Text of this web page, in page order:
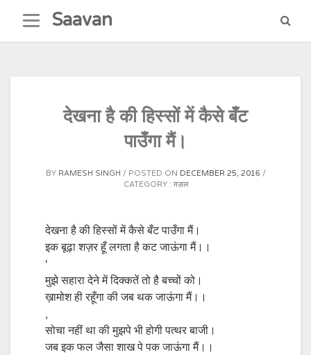
content
Saavan
देखना है की हिस्सों में कैसे बँट
पाउँगा मैं।
BY RAMESH SINGH POSTED ON DECEMBER 25, 2016
CATEGORY : ग़ज़ल
देखना है की हिस्सों में कैसे बँट पाउँगा मैं।
इक बूढ़ा शज़र हूँ लगता है कट जाऊंगा मैं।।
‘
मुझे सहारा देने में दिक्कतें तो है बच्चों को।
ख़ामोश ही रहूँगा की जब थक जाऊंगा मैं।।
,
सोचा नहीं था की मुझपे भी होगी पत्थर बाजी।
जब इक फल जैसा शाख पे पक जाऊंगा मैं।।